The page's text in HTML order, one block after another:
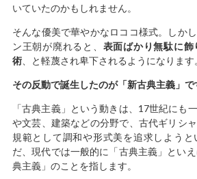
いていたのかもしれません。
そんな優美で華やかなロココ様式。しか
ン王朝が廃れると、 表面ばかり無駄に
術、と軽蔑され卑下されるようになります
その反動で誕生したのが「新古典主義」で
「古典主義」という動きは、17世紀にも
や文芸、建築などの分野で、古代ギリシ
規範として調和や形式美を追求しようと
だ、現代では一般的に「古典主義」とい
典主義」のことを指します。